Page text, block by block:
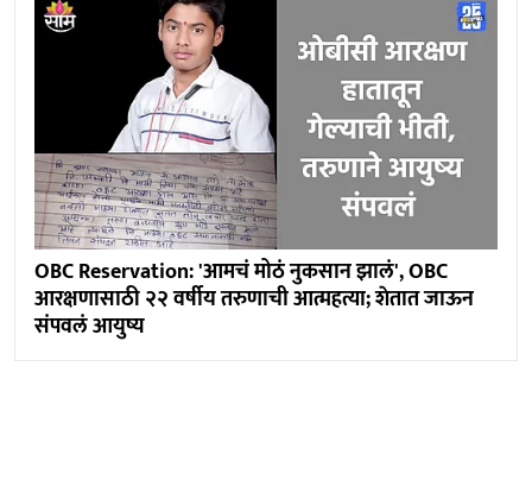
OBC Reservation: 'आमचं मोठं नुकसान झालं', OBC
आरक्षणासाठी २२ वर्षीय तरुणाची आत्महत्या; शेतात जाऊन
संपवलं आयुष्य